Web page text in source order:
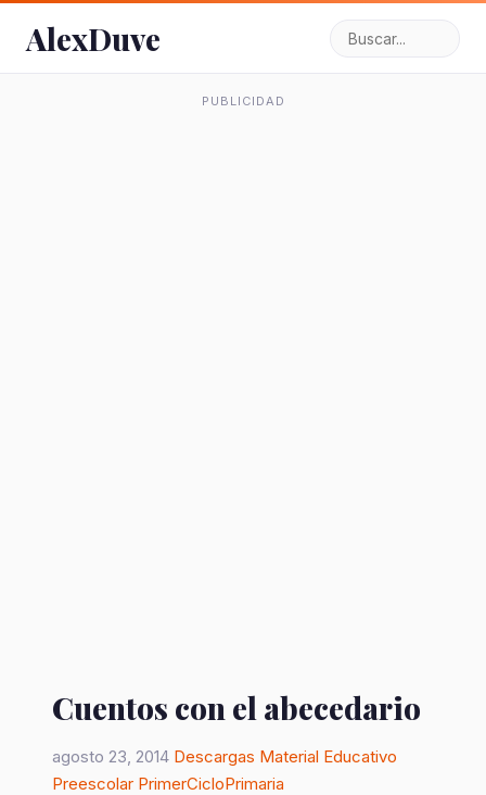
AlexDuve
PUBLICIDAD
Cuentos con el abecedario
agosto 23, 2014 Descargas Material Educativo
Preescolar PrimerCicloPrimaria